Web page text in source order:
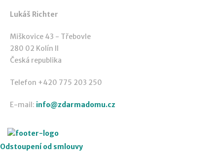
Lukáš Richter
Miškovice 43 - Třebovle
280 02 Kolín II
Česká republika
Telefon +420 775 203 250
E-mail: info@zdarmadomu.cz
Odstoupení od smlouvy